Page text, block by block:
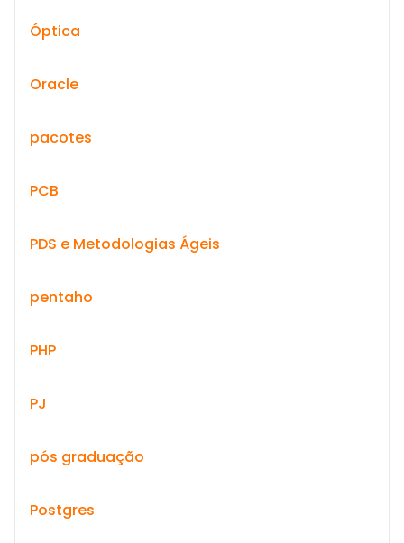
Óptica
Oracle
pacotes
PCB
PDS e Metodologias Ágeis
pentaho
PHP
PJ
pós graduação
Postgres